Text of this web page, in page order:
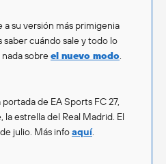
su versión más primigenia
saber cuándo sale y todo lo
sobreel nuevo modo.
de EA Sports FC 27,
la estrella del Real Madrid. El
julio. Más infoaquí.